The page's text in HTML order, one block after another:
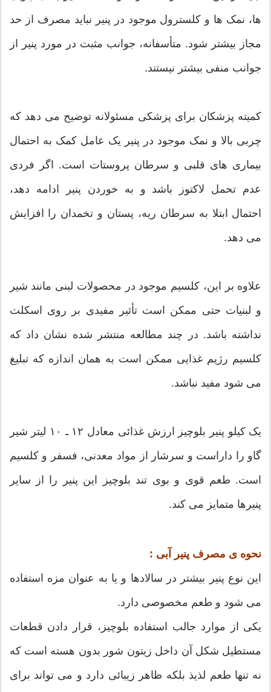
ها، نمک ها و کلسترول موجود در پنیر نباید مصرف از حد
مجاز بیشتر شود. متأسفانه، جوانب مثبت در مورد پنیر از
جوانب منفی بیشتر نیستند.
کمیته پزشکان برای پزشکی مسئولانه توضیح می دهد که
چربی بالا و نمک موجود در پنیر یک عامل کمک به احتمال
بیماری های قلبی و سرطان پروستات است. اگر فردی
عدم تحمل لاکتوز باشد و به خوردن پنیر ادامه دهد،
احتمال ابتلا به سرطان ریه، پستان و تخمدان را افزایش
می دهد.
علاوه بر این، کلسیم موجود در محصولات لبنی مانند شیر
و لبنیات حتی ممکن است تأثیر مفیدی بر روی اسکلت
نداشته باشد. در چند مطالعه منتشر شده نشان داد که
کلسیم رژیم غذایی ممکن است به همان اندازه که تبلیغ
می شود مفید نباشد.
یک کیلو پنیر بلوچیز ارزش غذائی معادل ۱۲ ـ ۱۰ لیتر شیر
گاو را داراست و سرشار از مواد معدنی، فسفر و کلسیم
است. طعم قوی و بوی تند بلوچیز این پنیر را از سایر
پنیرها متمایز می کند.
نحوه ی مصرف پنیر آبی :
این نوع پنیر بیشتر در سالادها و یا به عنوان مزه استفاده
می شود و طعم مخصوصی دارد.
یکی از موارد جالب استفاده بلوچیز، قرار دادن قطعات
مستطیل شکل آن داخل زیتون شور بدون هسته است که
نه تنها طعم لذیذ بلکه ظاهر زیبائی دارد و می تواند برای